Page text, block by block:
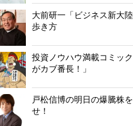
大前研一「ビジネス新大
歩き方
投資ノウハウ満載コミッ
がカブ番長！」
戸松信博の明日の爆騰株
せ！